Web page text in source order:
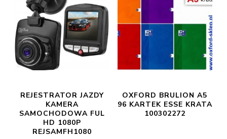
REJESTRATOR JAZDY
KAMERA
SAMOCHODOWA FUL
HD 1080P
REJSAMFH1080
OXFORD BRULION A5
96 KARTEK ESSE KRATA
100302272